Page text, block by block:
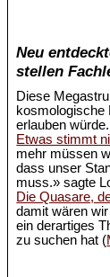
Neu
stellen
Diese
kosmologische
erlauben
Etwas stimmt
mehr müssen
dass unser
muss.» sagte
Die Quasare,
damit wären
ein derartiges
zu suchen hat (